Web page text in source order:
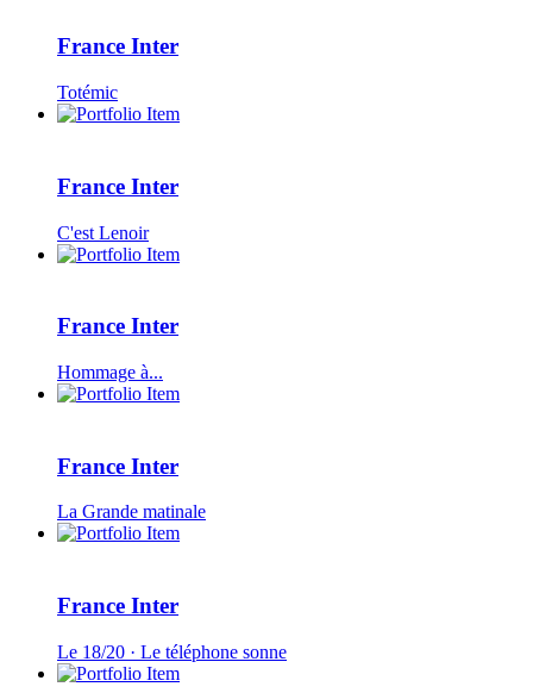
France Inter
Totémic
France Inter
C'est Lenoir
France Inter
Hommage à...
France Inter
La Grande matinale
France Inter
Le 18/20 · Le téléphone sonne